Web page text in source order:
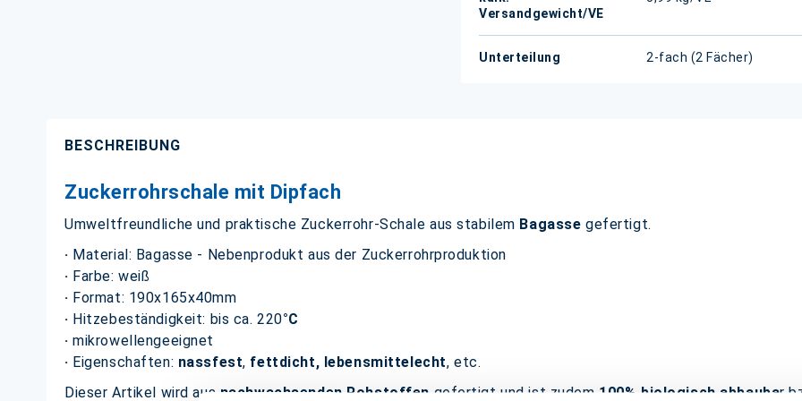
Versandgewicht/VE
Unterteilung 2-fach (2 Fächer)
BESCHREIBUNG
Zuckerrohrschale mit Dipfach
Umweltfreundliche und praktische Zuckerrohr-Schale aus stabilem Bagassegefertigt.
· Material: Bagasse - Nebenprodukt aus der Zuckerrohrproduktion
· Farbe: weiß
· Format: 190x165x40mm
· Hitzebeständigkeit: bis ca. 220°C
·mikrowellengeeignet
· Eigenschaften: nassfest, fettdicht, lebensmittelecht, etc.
Dieser Artikel wird aus nachwachsenden Rohstoffen gefertigt und ist zudem 100% biologisch abbaubar